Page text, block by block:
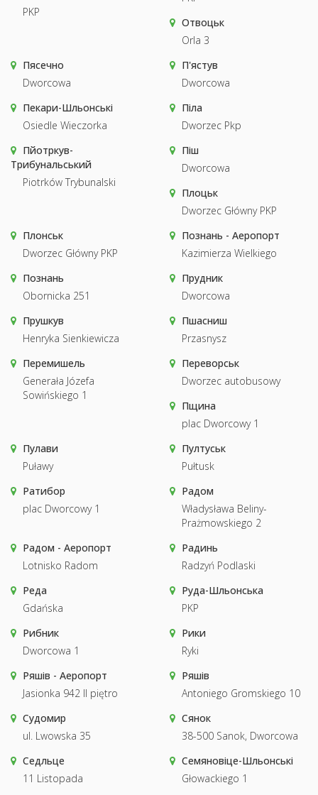
PKP
Отвоцьк
Orla 3
Пясечно
Dworcowa
П'ястув
Dworcowa
Пекари-Шльонські
Osiedle Wieczorka
Піла
Dworzec Pkp
Пйотркув-
Трибунальський
Piotrków Trybunalski
Піш
Dworcowa
Плоцьк
Dworzec Główny PKP
Плонськ
Dworzec Główny PKP
Познань - Аеропорт
Kazimierza Wielkiego
Познань
Obornicka 251
Прудник
Dworcowa
Прушкув
Henryka Sienkiewicza
Пшасниш
Przasnysz
Перемишель
Generała Józefa
Sowińskiego 1
Переворськ
Dworzec autobusowy
Пщина
plac Dworcowy 1
Пулави
Puławy
Пултуськ
Pułtusk
Ратибор
plac Dworcowy 1
Радом
Władysława Beliny-
Prażmowskiego 2
Радом - Аеропорт
Lotnisko Radom
Радинь
Radzyń Podlaski
Реда
Gdańska
Руда-Шльонська
PKP
Рибник
Dworcowa 1
Рики
Ryki
Ряшів - Аеропорт
Jasionka 942 II piętro
Ряшів
Antoniego Gromskiego 10
Судомир
ul. Lwowska 35
Сянок
38-500 Sanok, Dworcowa
Седльце
11 Listopada
Семяновіце-Шльонські
Głowackiego 1